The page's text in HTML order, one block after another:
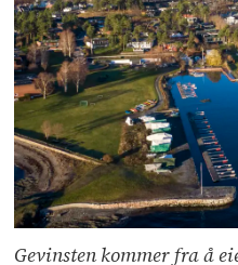
Gevinsten kommer fra å